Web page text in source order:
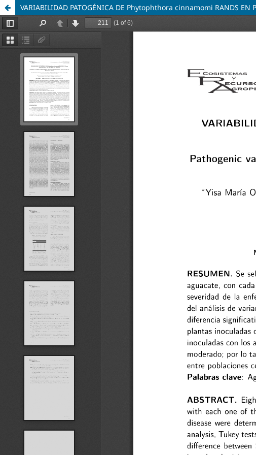
VARIABILIDAD PATOGÉNICA DE Phytophthora cinnamomi RANDS